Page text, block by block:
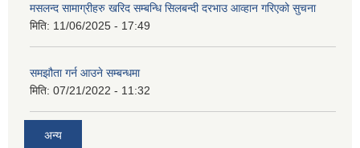
मसलन्द सामाग्रीहरु खरिद सम्बन्धि सिलबन्दी दरभाउ आव्हान गरिएको सुचना
मिति: 11/06/2025 - 17:49
समझौता गर्न आउने सम्बन्धमा
मिति: 07/21/2022 - 11:32
अन्य